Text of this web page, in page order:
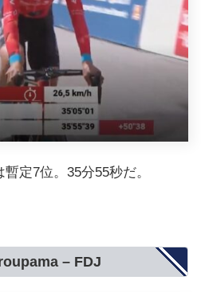
定7位。35分55秒だ。
– FDJ